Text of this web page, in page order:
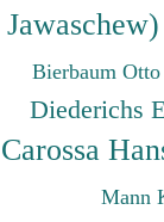
Jawaschew)
Bierbaum
Diederichs
Carossa
Mann